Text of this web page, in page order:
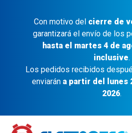
Con motivo del cierre de
garantizará el envío de los
hasta el martes 4 de
inclusive.
Los pedidos recibidos
enviarán a partir del lunes
2026.